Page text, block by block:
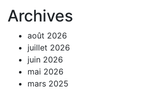
Archives
août 2026
juillet 2026
juin 2026
mai 2026
mars 2025